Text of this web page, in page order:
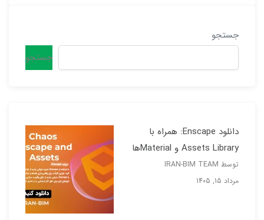
جستجو
جستجو
دانلود Enscape: همراه با
Assets Library و Materialها
توسط IRAN-BIM TEAM
مرداد 15, 1405